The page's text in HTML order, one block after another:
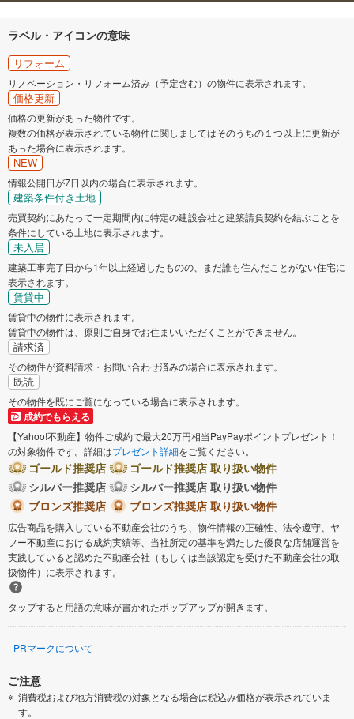
ラベル・アイコンの意味
リフォーム
リノベーション・リフォーム済み（予定含む）の物件に表示されます。
価格更新
価格の更新があった物件です。
複数の価格が表示されている物件に関しましてはそのうちの１つ以上に更新が
あった場合に表示されます。
NEW
情報公開日が7日以内の場合に表示されます。
建築条件付き土地
売買契約にあたって一定期間内に特定の建設会社と建築請負契約を結ぶことを
条件にしている土地に表示されます。
未入居
建築工事完了日から1年以上経過したものの、まだ誰も住んだことがない住宅に
表示されます。
賃貸中
賃貸中の物件に表示されます。
賃貸中の物件は、原則ご自身でお住まいいただくことができません。
請求済
その物件が資料請求・お問い合わせ済みの場合に表示されます。
既読
その物件を既にご覧になっている場合に表示されます。
成約でもらえる
【Yahoo!不動産】物件ご成約で最大20万円相当PayPayポイントプレゼント！
の対象物件です。詳細はプレゼント詳細をご覧ください。
ゴールド推奨店
ゴールド推奨店 取り扱い物件
シルバー推奨店
シルバー推奨店 取り扱い物件
ブロンズ推奨店
ブロンズ推奨店 取り扱い物件
広告商品を購入している不動産会社のうち、物件情報の正確性、法令遵守、ヤ
フー不動産における成約実績等、当社所定の基準を満たした優良な店舗運営を
実践していると認めた不動産会社（もしくは当該認定を受けた不動産会社の取
扱物件）に表示されます。
タップすると用語の意味が書かれたポップアップが開きます。
PRマークについて
ご注意
消費税および地方消費税の対象となる場合は税込み価格が表示されていま
す。